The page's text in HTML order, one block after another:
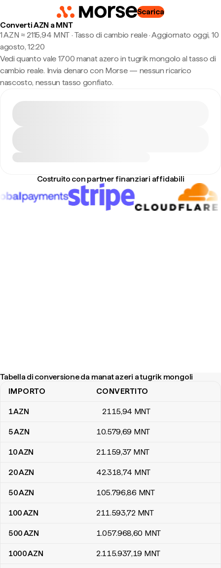
Scarica
Converti AZN a MNT
1 AZN ≈ 2115,94 MNT · Tasso di cambio reale·Aggiornato oggi, 10
agosto, 12:20
Vedi quanto vale 1700 manat azero in tugrik mongolo al tasso di
cambio reale. Invia denaro con Morse — nessun ricarico
nascosto, nessun tasso gonfiato.
Costruito con partner finanziari affidabili
Tabella di conversione da manat azeri a tugrik mongoli
Tabella di conversione da manat azeri a tugrik mongoli
IMPORTO CONVERTITO
1AZN 2115,94 MNT
5AZN 10.579,69 MNT
10AZN 21.159,37 MNT
20AZN 42.318,74 MNT
50AZN 105.796,86 MNT
100AZN 211.593,72 MNT
500AZN 1.057.968,60 MNT
1000AZN 2.115.937,19 MNT